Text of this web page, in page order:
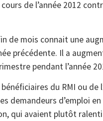
de l’année 2012
de mois connait une
précédente. Il a
pendant l’année
du RMI ou de
demandeurs d’emploi
qui avaient plutôt